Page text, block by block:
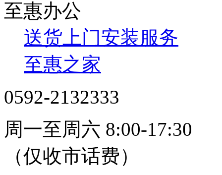
至惠办公
送货上门安装服务
至惠之家
0592-2132333
周一至周六 8:00-17:30
（仅收市话费）